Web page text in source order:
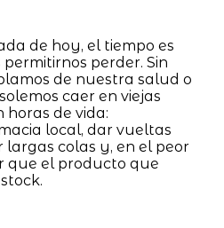
de hoy, el tiempo es
perder. Sin
de nuestra salud o
caer en viejas
de vida:
local, dar vueltas
colas y, en el peor
que el producto que